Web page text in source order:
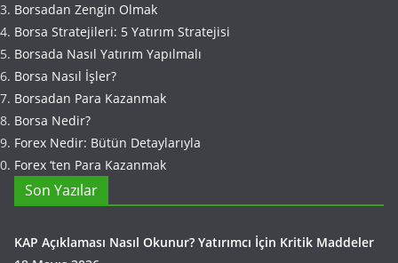
Borsadan Zengin Olmak
Borsa Stratejileri: 5 Yatırım Stratejisi
Borsada Nasıl Yatırım Yapılmalı
Borsa Nasıl İşler?
Borsadan Para Kazanmak
Borsa Nedir?
Forex Nedir: Bütün Detaylarıyla
Forex ‘ten Para Kazanmak
Son Yazılar
KAP Açıklaması Nasıl Okunur? Yatırımcı İçin Kritik Maddeler